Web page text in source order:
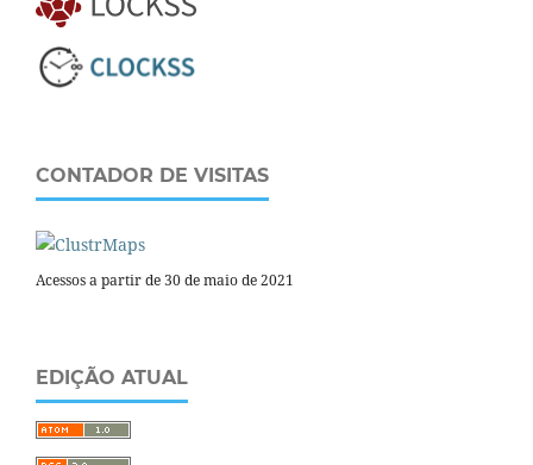
CONTADOR DE VISITAS
Acessos a partir de 30 de maio de 2021
EDIÇÃO ATUAL